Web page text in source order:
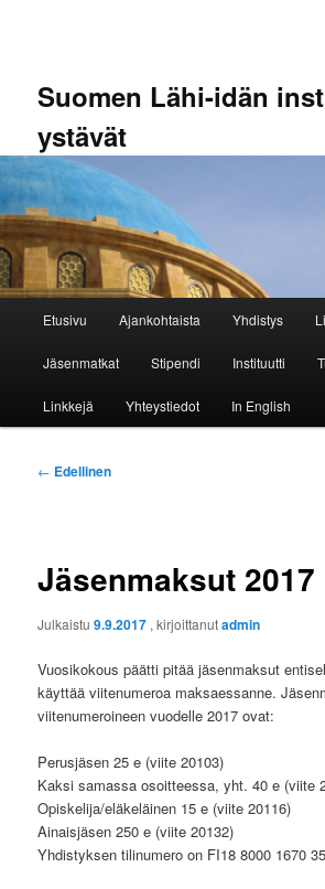
Suomen Lähi-idän
ystävät
Etusivu Ajankohtaista Yhdistys
Jäsenmatkat Stipendi Instituutti
Linkkejä Yhteystiedot In English
Artikkelien
← Edellinen
Jäsenmaksut 2017
Julkaistu9.9.2017 , kirjoittanutadmin
Vuosikokous päätti pitää jäsenmaksut
käyttää viitenumeroa maksaessanne.
viitenumeroineen vuodelle 2017 ovat:
Perusjäsen 25 e (viite 20103)
Kaksi samassa osoitteessa, yht. 40 e (viite
Opiskelija/eläkeläinen 15 e (viite 20116)
Ainaisjäsen 250 e (viite 20132)
Yhdistyksen tilinumero on FI18 8000 1670